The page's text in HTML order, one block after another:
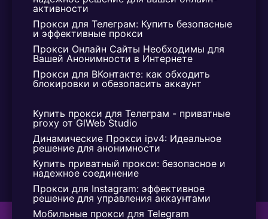
для Интернет-Бизнеса и
Маркетинга
a. Качественный Трафик:
Прокси Украины обеспечивают доступ к
высококачественному трафику из этого региона,
маркетинговых стратегий.
b. Локализованный Контент:
Используя украинские прокси, вы можете
адаптировать свой контент к местным
предпочтениям и языковым особенностям.
7. Украинский Proxy:
активности
Прокси для Телеграм: Купить безопасные
и эффективные прокси
Прокси Онлайн Сайты Необходимы для
Вашей Анонимности в Интернете
Прокси для ВКонтакте: как обходить
блокировки и обезопасить аккаунт
Купить прокси для Телеграм - приватные
proxy от GlWeb Studio
Динамические Прокси ipv4: Идеальное
решение для анонимности
Купить приватный прокси: безопасное и
надежное соединение
Прокси для Instagram: эффективное
решение для управления аккаунтами
Мобильные прокси для Telegram